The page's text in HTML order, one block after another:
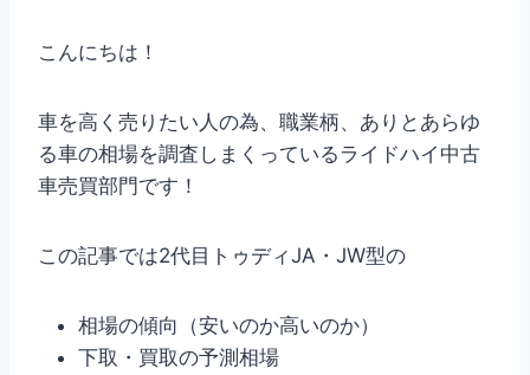
こんにちは！
車を高く売りたい人の為、職業柄、ありとあらゆ
る車の相場を調査しまくっているライドハイ中古
車売買部門です！
この記事では2代目トゥディJA・JW型の
相場の傾向（安いのか高いのか）
下取・買取の予測相場